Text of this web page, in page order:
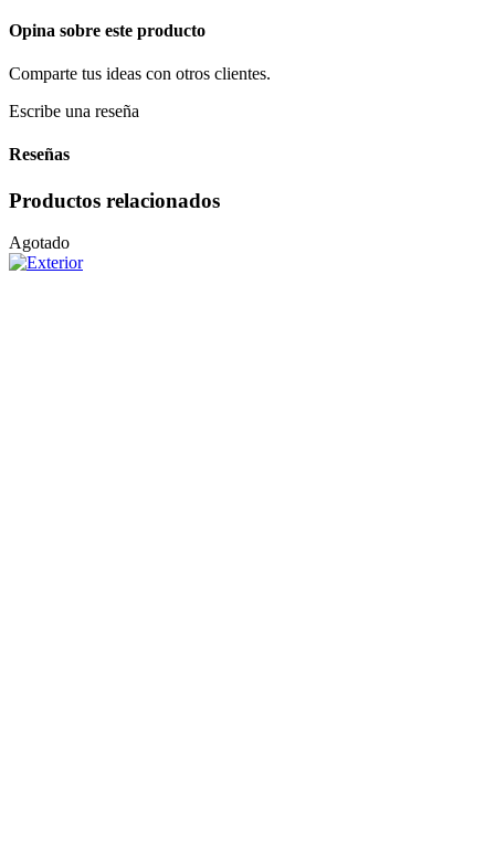
Opina sobre este producto
Comparte tus ideas con otros clientes.
Escribe una reseña
Reseñas
Productos relacionados
Agotado